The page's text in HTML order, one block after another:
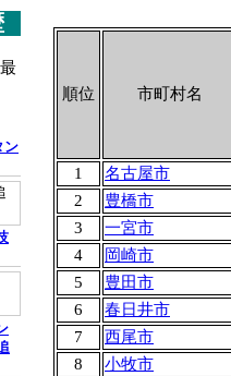
順位 市町村名
1
名古屋市
2
豊橋市
3
一宮市
4
岡崎市
5
豊田市
6
春日井市
7
西尾市
8
小牧市
ン